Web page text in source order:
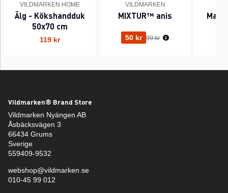
VILDMARKEN HOME
Älg - Kökshandduk
50x70 cm
119 kr
VILDMARKEN
MIXTUR™ anis
50 kr Ordinarie pris:
99 kr
Vildmarken® Brand Store
Vildmarken Nyängen AB
Åsbäcksvägen 3
66434 Grums
Sverige
559409-9532
webshop@vildmarken.se
010-45 99 012